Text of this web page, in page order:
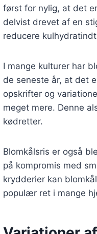
først for nylig, at det
delvist drevet af en
reducere
I mange kulturer har
de seneste år, at det
opskrifter og
meget mere. Denne
kødretter.
Blomkålsris er også
på kompromis med
krydderier kan
populær ret i mange